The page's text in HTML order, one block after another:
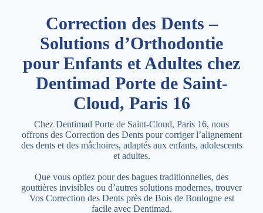
Correction des Dents –
Solutions d’Orthodontie
pour Enfants et Adultes chez
Dentimad Porte de Saint-
Cloud, Paris 16
Chez Dentimad Porte de Saint-Cloud, Paris 16, nous
offrons des Correction des Dents pour corriger l’alignement
des dents et des mâchoires, adaptés aux enfants, adolescents
et adultes.
Que vous optiez pour des bagues traditionnelles, des
gouttières invisibles ou d’autres solutions modernes, trouver
Vos Correction des Dents près de Bois de Boulogne est
facile avec Dentimad.